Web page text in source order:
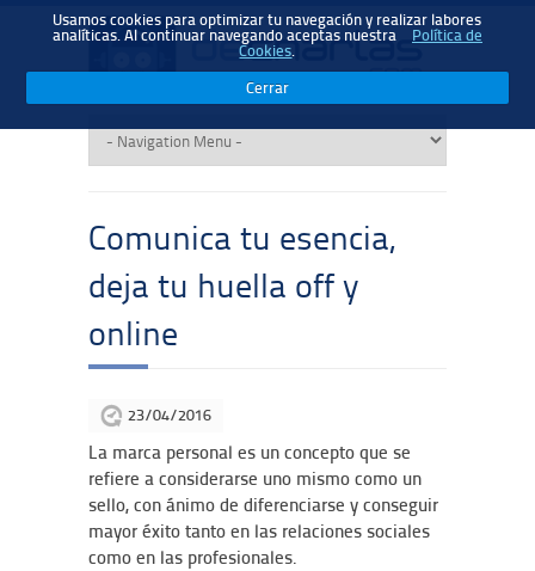
Usamos cookies para optimizar tu navegación y realizar labores
analíticas. Al continuar navegando aceptas nuestra Política de
Cookies.
Cerrar
Comunica tu esencia,
deja tu huella off y
online
23/04/2016
La marca personal es un concepto que se
refiere a considerarse uno mismo como un
sello, con ánimo de diferenciarse y conseguir
mayor éxito tanto en las relaciones sociales
como en las profesionales.